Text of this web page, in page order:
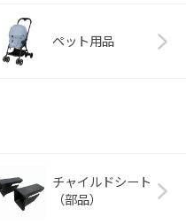
ペット用品
チャイルドシート
（部品）